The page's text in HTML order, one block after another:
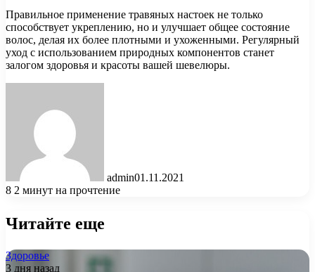
Правильное применение травяных настоек не только
способствует укреплению, но и улучшает общее состояние
волос, делая их более плотными и ухоженными. Регулярный
уход с использованием природных компонентов станет
залогом здоровья и красоты вашей шевелюры.
admin01.11.2021
8 2 минут на прочтение
Читайте еще
Здоровье
3 дня назад